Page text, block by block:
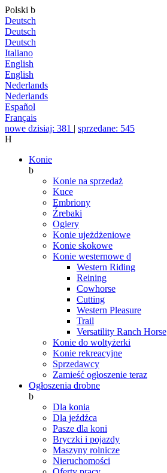
Polski b
Deutsch
Deutsch
Deutsch
Italiano
English
English
Nederlands
Nederlands
Español
Français
nowe dzisiaj: 381 | sprzedane: 545
H
Konie
b
Konie na sprzedaż
Kuce
Embriony
Źrebaki
Ogiery
Konie ujeżdżeniowe
Konie skokowe
Konie westernowe d
Western Riding
Reining
Cowhorse
Cutting
Western Pleasure
Trail
Versatility Ranch Horse
Konie do woltyżerki
Konie rekreacyjne
Sprzedawcy
Zamieść ogłoszenie teraz
Ogłoszenia drobne
b
Dla konia
Dla jeźdźca
Pasze dla koni
Bryczki i pojazdy
Maszyny rolnicze
Nieruchomości